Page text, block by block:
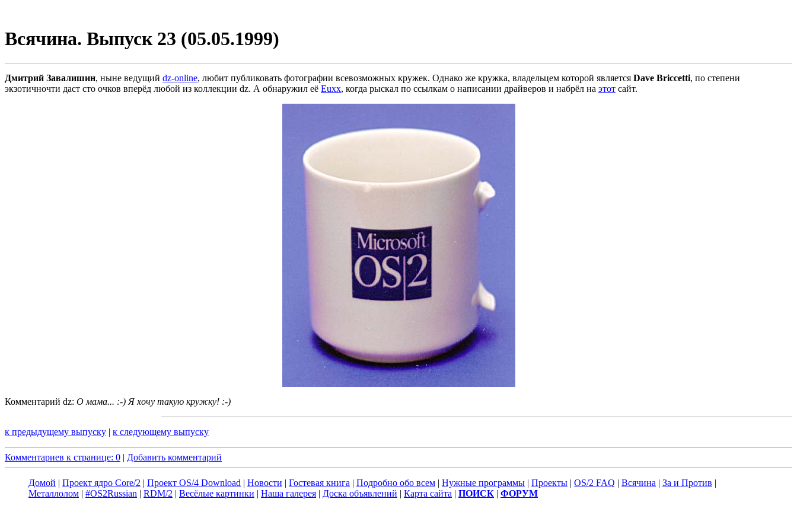
Всячина. Выпуск 23 (05.05.1999)
Дмитрий Завалишин, ныне ведущий dz-online, любит публиковать фотографии всевозможных кружек. Однако же кружка, владельцем которой является Dave Briccetti, по степени
экзотичночти даст сто очков вперёд любой из коллекции dz. А обнаружил её Euxx, когда рыскал по ссылкам о написании драйверов и набрёл на этот сайт.
Комментарий dz: О мама... :-) Я хочу такую кружку! :-)
к предыдущему выпуску | к следующему выпуску
Комментариев к странице: 0 | Добавить комментарий
Домой | Проект ядро Core/2 | Проект OS/4 Download | Новости | Гостевая книга | Подробно обо всем | Нужные программы | Проекты | OS/2 FAQ | Всячина | За и Против |
Металлолом | #OS2Russian | RDM/2 | Весёлые картинки | Наша галерея | Доска объявлений | Карта сайта | ПОИСК | ФОРУМ